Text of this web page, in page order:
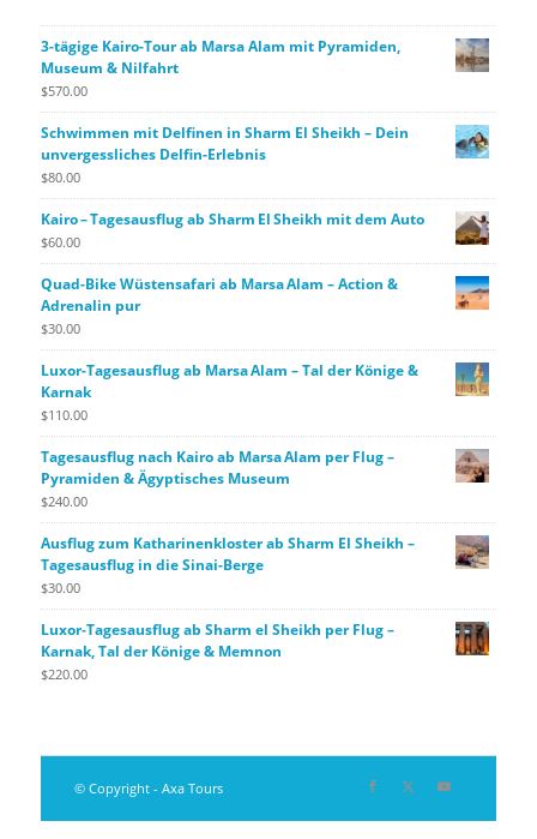
3-tägige Kairo-Tour ab Marsa Alam mit Pyramiden,
Museum & Nilfahrt
$570.00
Schwimmen mit Delfinen in Sharm El Sheikh – Dein
unvergessliches Delfin-Erlebnis
$80.00
Kairo – Tagesausflug ab Sharm El Sheikh mit dem Auto
$60.00
Quad-Bike Wüstensafari ab Marsa Alam – Action &
Adrenalin pur
$30.00
Luxor-Tagesausflug ab Marsa Alam – Tal der Könige &
Karnak
$110.00
Tagesausflug nach Kairo ab Marsa Alam per Flug –
Pyramiden & Ägyptisches Museum
$240.00
Ausflug zum Katharinenkloster ab Sharm El Sheikh –
Tagesausflug in die Sinai-Berge
$30.00
Luxor‑Tagesausflug ab Sharm el Sheikh per Flug –
Karnak, Tal der Könige & Memnon
$220.00
© Copyright - Axa Tours